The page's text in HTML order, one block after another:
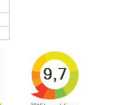
Nell uit Beuningen
Goed verpakt en snelgeleverd